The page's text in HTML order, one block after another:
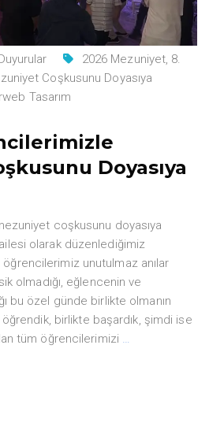
Duyurular 2026 Mezuniyet, 8.
Coşkusunu Doyasıya
Tasarım
Doyasıya
coşkusunu doyasıya
olarak düzenlediğimiz
unutulmaz anılar
olmadığı, eğlencenin ve
bu özel günde birlikte olmanın
birlikte başardık, şimdi ise
tüm öğrencilerimizi …